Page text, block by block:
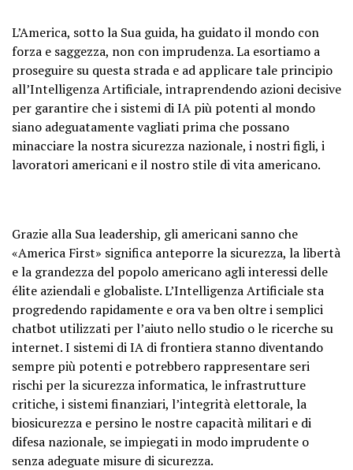
L’America, sotto la Sua guida, ha guidato il mondo con
forza e saggezza, non con imprudenza. La esortiamo a
proseguire su questa strada e ad applicare tale principio
all’Intelligenza Artificiale, intraprendendo azioni decisive
per garantire che i sistemi di IA più potenti al mondo
siano adeguatamente vagliati prima che possano
minacciare la nostra sicurezza nazionale, i nostri figli, i
lavoratori americani e il nostro stile di vita americano.
Grazie alla Sua leadership, gli americani sanno che
«America First» significa anteporre la sicurezza, la libertà
e la grandezza del popolo americano agli interessi delle
élite aziendali e globaliste. L’Intelligenza Artificiale sta
progredendo rapidamente e ora va ben oltre i semplici
chatbot utilizzati per l’aiuto nello studio o le ricerche su
internet. I sistemi di IA di frontiera stanno diventando
sempre più potenti e potrebbero rappresentare seri
rischi per la sicurezza informatica, le infrastrutture
critiche, i sistemi finanziari, l’integrità elettorale, la
biosicurezza e persino le nostre capacità militari e di
difesa nazionale, se impiegati in modo imprudente o
senza adeguate misure di sicurezza.